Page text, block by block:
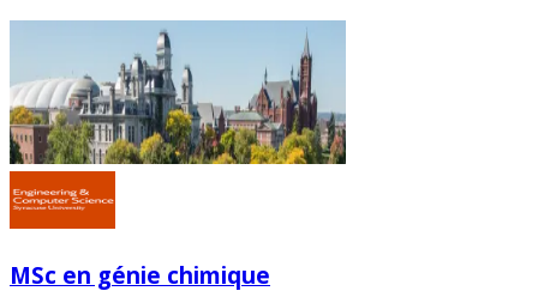
MSc en génie chimique